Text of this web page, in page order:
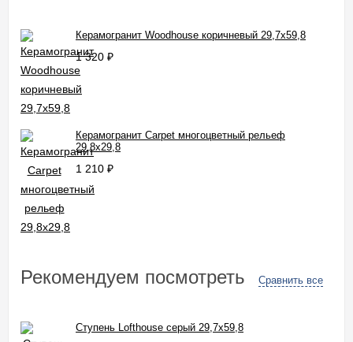
Керамогранит Woodhouse коричневый 29,7x59,8
1 320 ₽
Керамогранит Carpet многоцветный рельеф
29,8x29,8
1 210 ₽
Рекомендуем посмотреть Сравнить все
Ступень Lofthouse серый 29,7x59,8